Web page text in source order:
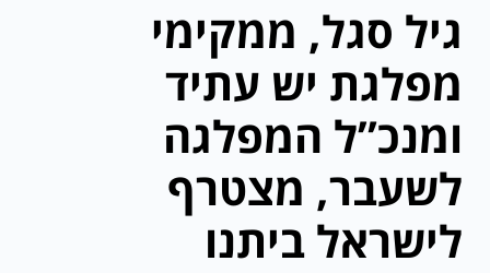
גיל סגל, ממקימי
מפלגת יש עתיד
ומנכ”ל המפלגה
לשעבר, מצטרף
לישראל ביתנו